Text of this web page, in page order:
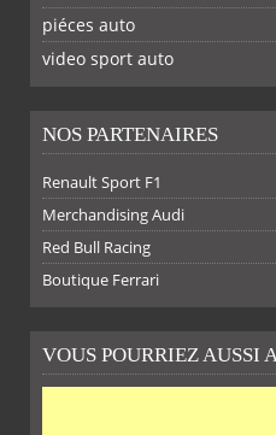
FACEBOOKTWITTER
piéces auto
video sport auto
NOS PARTENAIRES
Renault Sport F1
Merchandising Audi
Red Bull Racing
Boutique Ferrari
VOUS POURRIEZ AUSSI